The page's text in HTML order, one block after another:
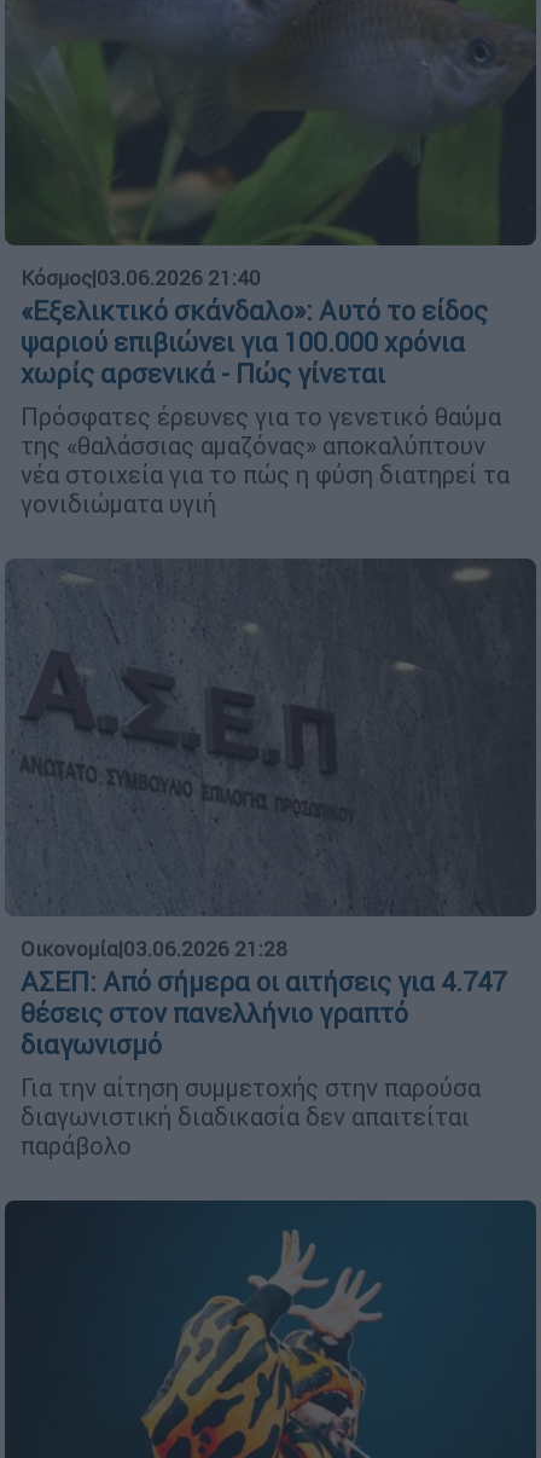
Κόσμος|03.06.2026 21:40
«Εξελικτικό σκάνδαλο»: Αυτό το είδος
ψαριού επιβιώνει για 100.000 χρόνια
χωρίς αρσενικά - Πώς γίνεται
Πρόσφατες έρευνες για το γενετικό θαύμα
της «θαλάσσιας αμαζόνας» αποκαλύπτουν
νέα στοιχεία για το πώς η φύση διατηρεί τα
γονιδιώματα υγιή
Οικονομία|03.06.2026 21:28
ΑΣΕΠ: Από σήμερα οι αιτήσεις για 4.747
θέσεις στον πανελλήνιο γραπτό
διαγωνισμό
Για την αίτηση συμμετοχής στην παρούσα
διαγωνιστική διαδικασία δεν απαιτείται
παράβολο